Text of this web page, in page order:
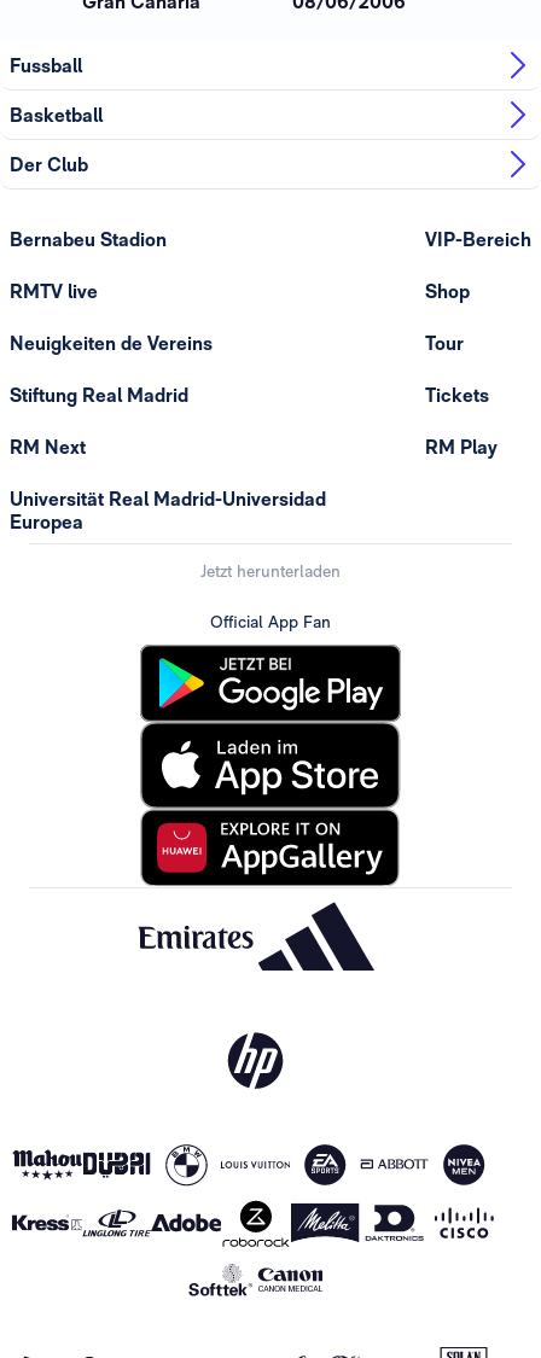
Fussball
Basketball
Der Club
Bernabeu Stadion
RMTV live
Neuigkeiten de Vereins
Stiftung Real Madrid
RM Next
Universität Real Madrid-Universidad
Europea
VIP-Bereich
Shop
Tour
Tickets
RM Play
Jetzt herunterladen
Official App Fan